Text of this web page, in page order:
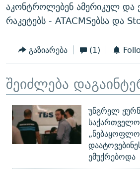
აკონტროლებენ ამერიკულ და
რაკეტებს - ATACMSებსა და
გაზიარება (1)
შეიძლება
უნგრელ
საქართველო
ემუქრებოდა